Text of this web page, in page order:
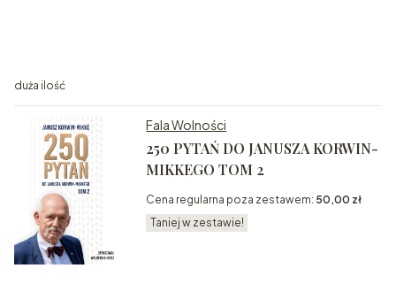
duża ilość
Fala Wolności
250 PYTAŃ DO JANUSZA KORWIN-
MIKKEGO TOM 2
Cena regularna poza zestawem: 50,00 zł
Taniej w zestawie!